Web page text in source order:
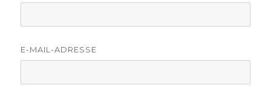
E-MAIL-ADRESSE